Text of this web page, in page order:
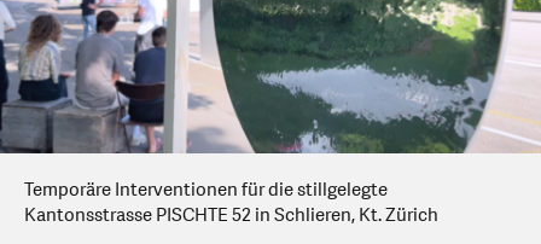
Temporäre Interventionen für die stillgelegte
Kantonsstrasse PISCHTE 52 in Schlieren, Kt. Zürich